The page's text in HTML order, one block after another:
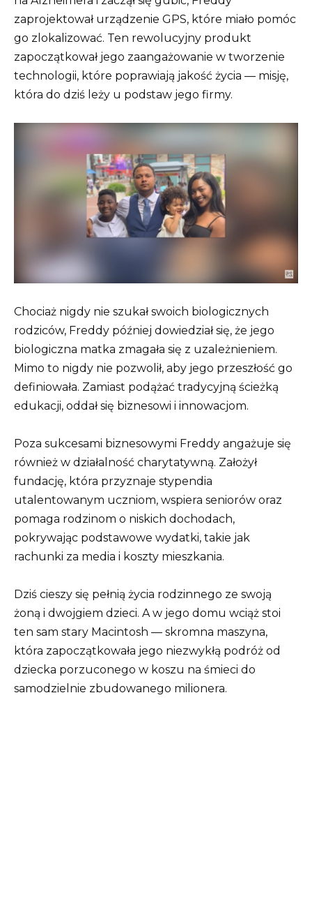
zaprojektował urządzenie GPS, które miało pomóc
go zlokalizować. Ten rewolucyjny produkt
zapoczątkował jego zaangażowanie w tworzenie
technologii, które poprawiają jakość życia — misję,
która do dziś leży u podstaw jego firmy.
Chociaż nigdy nie szukał swoich biologicznych
rodziców, Freddy później dowiedział się, że jego
biologiczna matka zmagała się z uzależnieniem.
Mimo to nigdy nie pozwolił, aby jego przeszłość go
definiowała. Zamiast podążać tradycyjną ścieżką
edukacji, oddał się biznesowi i innowacjom.
Poza sukcesami biznesowymi Freddy angażuje się
również w działalność charytatywną. Założył
fundację, która przyznaje stypendia
utalentowanym uczniom, wspiera seniorów oraz
pomaga rodzinom o niskich dochodach,
pokrywając podstawowe wydatki, takie jak
rachunki za media i koszty mieszkania.
Dziś cieszy się pełnią życia rodzinnego ze swoją
żoną i dwojgiem dzieci. A w jego domu wciąż stoi
ten sam stary Macintosh — skromna maszyna,
która zapoczątkowała jego niezwykłą podróż od
dziecka porzuconego w koszu na śmieci do
samodzielnie zbudowanego milionera.